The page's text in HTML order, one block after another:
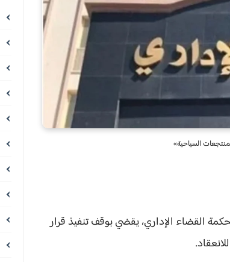
السياحية»
القضاء الإداري، يقضي بوقف تنفيذ قرار